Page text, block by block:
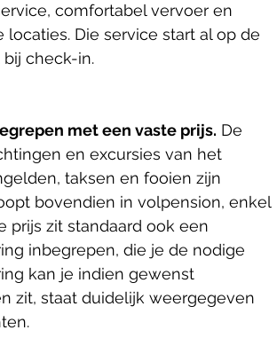
comfortabel vervoer en
Die service start al op de
check-in.
met een vaste prijs. De
en excursies van het
taksen en fooien zijn
bovendien in volpension, enkel
prijs zit standaard ook een
inbegrepen, die je de nodige
kan je indien gewenst
zit, staat duidelijk weergegeven